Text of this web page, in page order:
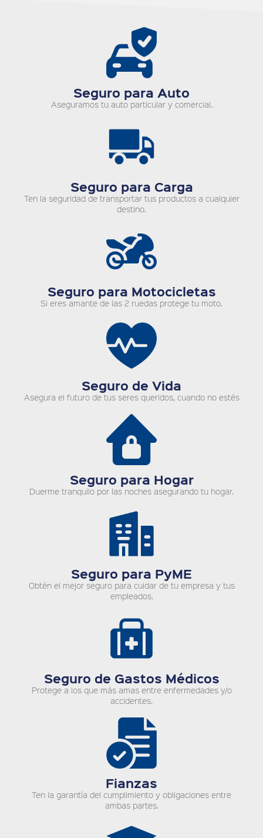
Seguro para Auto
Aseguramos tu auto particular y comercial.
Seguro para Carga
Ten la seguridad de transportar tus productos a cualquier
destino.
Seguro para Motocicletas
Si eres amante de las 2 ruedas protege tu moto.
Seguro de Vida
Asegura el futuro de tus seres queridos, cuando no estés
Seguro para Hogar
Duerme tranquilo por las noches asegurando tu hogar.
Seguro para PyME
Obtén el mejor seguro para cuidar de tu empresa y tus
empleados.
Seguro de Gastos Médicos
Protege a los que más amas entre enfermedades y/o
accidentes.
Fianzas
Ten la garantía del cumplimiento y obligaciones entre
ambas partes.